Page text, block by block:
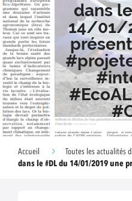
dans
14/01/
Accueil
Toutes les actualités
dans le #DL du 14/01/2019 une